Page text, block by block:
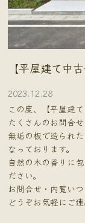
【平屋建て中
2023.12.28
この度、【平屋建
たくさんのお問合
無垢の板で造られ
なっております。
自然の木の香りに
ださい。
お問合せ・内覧いつ
どうぞお気軽にご連